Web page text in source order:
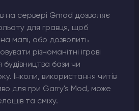
на сервері Gmod дозволяє
для гравця, щоб
мапі, або дозволить
різноманітні ігрові
бази чи
Інколи, використання читів
для гри Garry's Mod, може
та сміху.